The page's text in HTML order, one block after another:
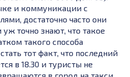
и коммуникации с
достаточно часто они
точно знают, что такое
такого способа
тот факт, что последний
в 18.30 и туристы не